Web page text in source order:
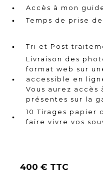
Accès à mon
Temps de prise
Tri et Post
Livraison des
format web sur
accessible en
Vous aurez accès
présentes sur la
10 Tirages papier
faire vivre vos
400 € TTC